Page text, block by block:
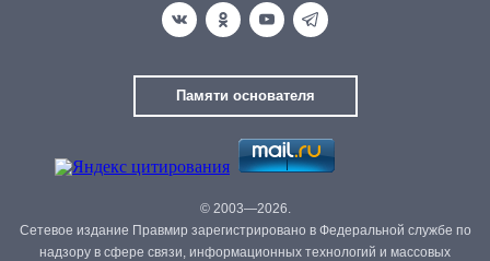
Памяти основателя
© 2003—2026.
Сетевое издание Правмир зарегистрировано в Федеральной службе по
надзору в сфере связи, информационных технологий и массовых